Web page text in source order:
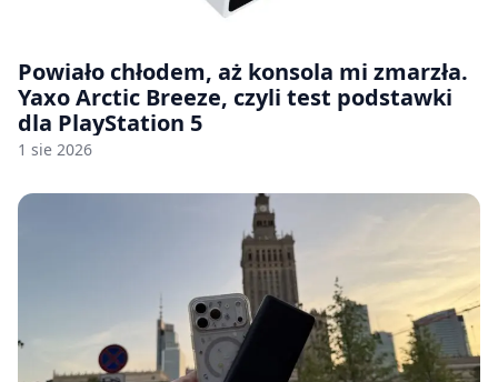
Powiało chłodem, aż konsola mi zmarzła.
Yaxo Arctic Breeze, czyli test podstawki
dla PlayStation 5
1 sie 2026